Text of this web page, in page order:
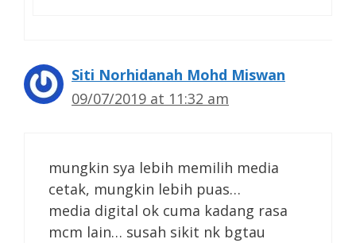
Siti Norhidanah Mohd Miswan
09/07/2019 at 11:32 am
mungkin sya lebih memilih media
cetak, mungkin lebih puas…
media digital ok cuma kadang rasa
mcm lain… susah sikit nk bgtau